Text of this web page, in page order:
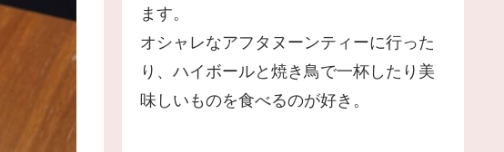
ます。
オシャレなアフタヌーンティーに行った
り、ハイボールと焼き鳥で一杯したり美
味しいものを食べるのが好き。